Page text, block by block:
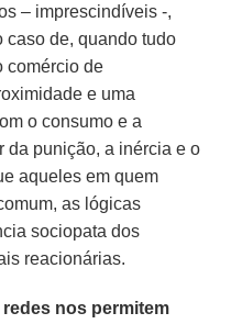
– imprescindíveis -,
caso de, quando tudo
comércio de
e uma
o consumo e a
da punição, a inércia e o
aqueles em quem
as lógicas
sociopata dos
reacionárias.
redes nos permitem